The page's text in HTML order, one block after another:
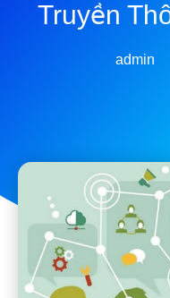
Truyền
admin